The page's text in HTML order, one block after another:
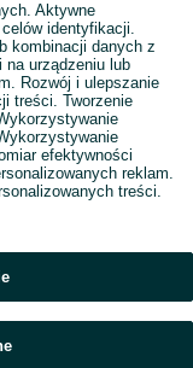
Aktywne
identyfikacji.
kombinacji danych z
na urządzeniu lub
Rozwój i ulepszanie
treści. Tworzenie
efektywności
reklam.
treści.